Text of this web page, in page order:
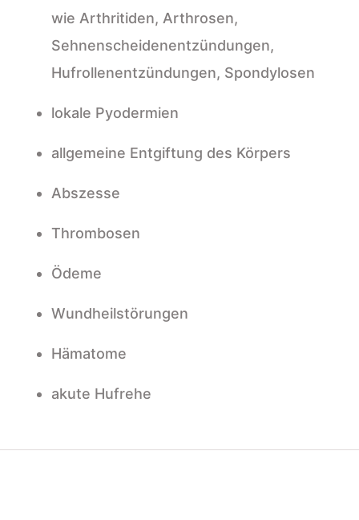
wie Arthritiden, Arthrosen,
Sehnenscheidenentzündungen,
Hufrollenentzündungen, Spondylosen
lokale Pyodermien
allgemeine Entgiftung des Körpers
Abszesse
Thrombosen
Ödeme
Wundheilstörungen
Hämatome
akute Hufrehe